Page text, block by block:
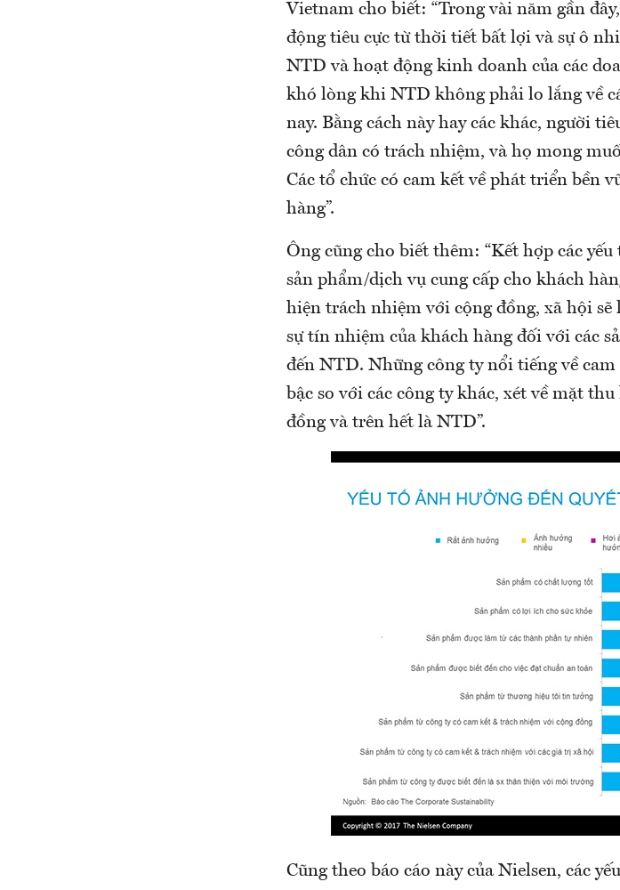
Vietnam cho biết: “Trong vài năm gần
động tiêu cực từ thời tiết bất lợi và sự ô
NTD và hoạt động kinh doanh của các
khó lòng khi NTD không phải lo lắng về
nay. Bằng cách này hay các khác, người
công dân có trách nhiệm, và họ mong
Các tổ chức có cam kết về phát triển bền
hàng”.
Ông cũng cho biết thêm: “Kết hợp các
sản phẩm/dịch vụ cung cấp cho khách
hiện trách nhiệm với cộng đồng, xã hội
sự tín nhiệm của khách hàng đối với các
đến NTD. Những công ty nổi tiếng về
bậc so với các công ty khác, xét về mặt
đồng và trên hết là NTD”.
Cũng theo báo cáo này của Nielsen, các